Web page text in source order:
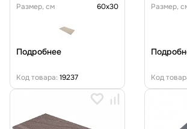
Размер, см
60x30
Подробнее
Код товара: 19237
Размер,
Код